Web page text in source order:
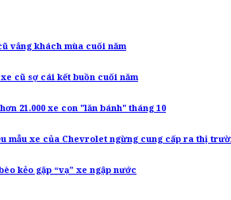
vắng khách mùa cuối năm
cũ sợ cái kết buồn cuối năm
21.000 xe con "lăn bánh" tháng 10
mẫu xe của Chevrolet ngừng cung cấp ra thị
kẻo gặp “vạ” xe ngập nước